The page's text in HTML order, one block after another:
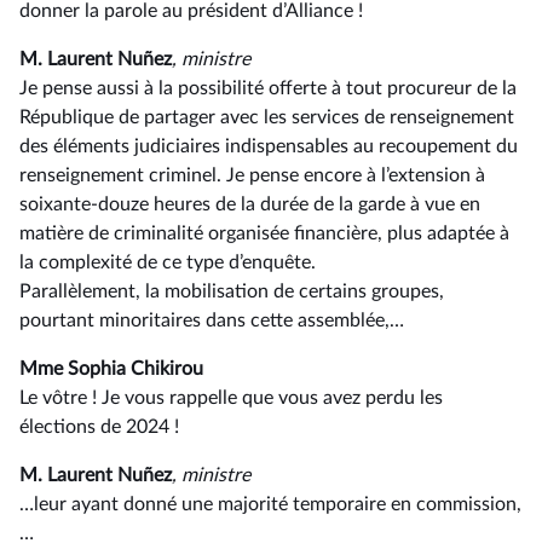
donner la parole au président d’Alliance !
M. Laurent Nuñez, ministre
Je pense aussi à la possibilité offerte à tout procureur de la
République de partager avec les services de renseignement
des éléments judiciaires indispensables au recoupement du
renseignement criminel. Je pense encore à l’extension à
soixante-douze heures de la durée de la garde à vue en
matière de criminalité organisée financière, plus adaptée à
la complexité de ce type d’enquête.
Parallèlement, la mobilisation de certains groupes,
pourtant minoritaires dans cette assemblée,…
Mme Sophia Chikirou
Le vôtre ! Je vous rappelle que vous avez perdu les
élections de 2024 !
M. Laurent Nuñez, ministre
…leur ayant donné une majorité temporaire en commission,
…